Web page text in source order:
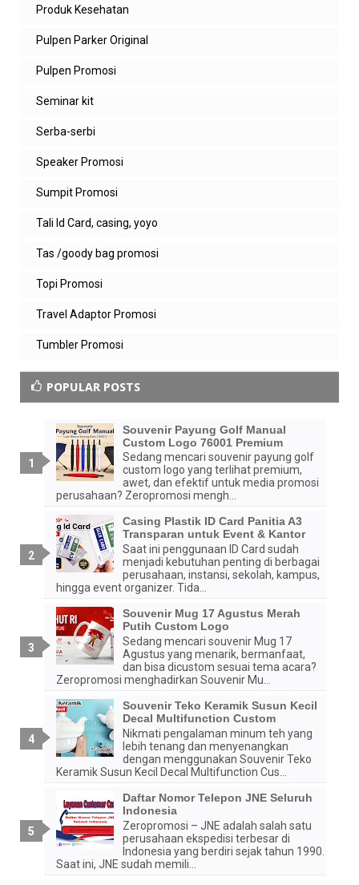
Produk Kesehatan
Pulpen Parker Original
Pulpen Promosi
Seminar kit
Serba-serbi
Speaker Promosi
Sumpit Promosi
Tali Id Card, casing, yoyo
Tas /goody bag promosi
Topi Promosi
Travel Adaptor Promosi
Tumbler Promosi
POPULAR POSTS
Souvenir Payung Golf Manual
Custom Logo 76001 Premium
Sedang mencari souvenir payung golf
custom logo yang terlihat premium,
awet, dan efektif untuk media promosi
perusahaan? Zeropromosi mengh...
Casing Plastik ID Card Panitia A3
Transparan untuk Event & Kantor
Saat ini penggunaan ID Card sudah
menjadi kebutuhan penting di berbagai
perusahaan, instansi, sekolah, kampus,
hingga event organizer. Tida...
Souvenir Mug 17 Agustus Merah
Putih Custom Logo
Sedang mencari souvenir Mug 17
Agustus yang menarik, bermanfaat,
dan bisa dicustom sesuai tema acara?
Zeropromosi menghadirkan Souvenir Mu...
Souvenir Teko Keramik Susun Kecil
Decal Multifunction Custom
Nikmati pengalaman minum teh yang
lebih tenang dan menyenangkan
dengan menggunakan Souvenir Teko
Keramik Susun Kecil Decal Multifunction Cus...
Daftar Nomor Telepon JNE Seluruh
Indonesia
Zeropromosi – JNE adalah salah satu
perusahaan ekspedisi terbesar di
Indonesia yang berdiri sejak tahun 1990.
Saat ini, JNE sudah memili...